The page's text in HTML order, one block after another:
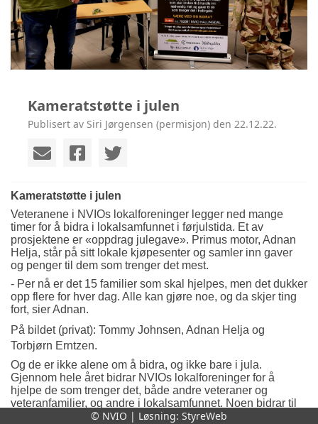
Kameratstøtte i julen
Publisert av Siri Jørgensen (permisjon) den 22.12.22.
Kameratstøtte i julen
Veteranene i NVIOs lokalforeninger legger ned mange
timer for å bidra i lokalsamfunnet i førjulstida. Et av
prosjektene er «oppdrag julegave». Primus motor, Adnan
Helja, står på sitt lokale kjøpesenter og samler inn gaver
og penger til dem som trenger det mest.
- Per nå er det 15 familier som skal hjelpes, men det dukker
opp flere for hver dag. Alle kan gjøre noe, og da skjer ting
fort, sier Adnan.
På bildet (privat): Tommy Johnsen, Adnan Helja og
Torbjørn Erntzen.
Og de er ikke alene om å bidra, og ikke bare i jula.
Gjennom hele året bidrar NVIOs lokalforeninger for å
hjelpe de som trenger det, både andre veteraner og
veteranfamilier, og andre i lokalsamfunnet. Noen bidrar til
og med utover landegrensene, blant annet med
© NVIO | Løsning: StyreWeb